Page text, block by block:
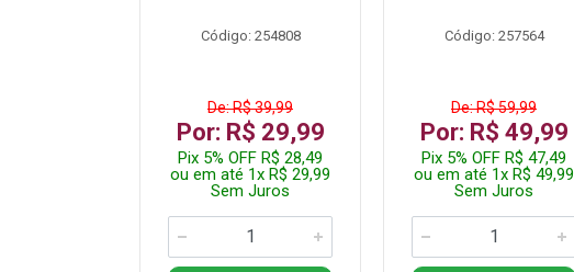
Código: 254808
De: R$ 39,99
Por: R$ 29,99
Pix 5% OFF R$ 28,49
ou em até 1x R$ 29,99
Sem Juros
Código: 257564
De: R$ 59,99
Por: R$ 49,99
Pix 5% OFF R$ 47,49
ou em até 1x R$ 49,99
Sem Juros